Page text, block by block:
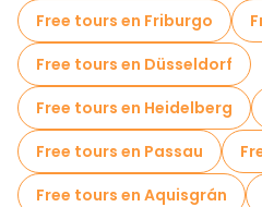
Free tours en Friburgo
Free tours en Düsseldorf
Free tours en Heidelberg
Free tours en Passau
Free tours en Aquisgrán